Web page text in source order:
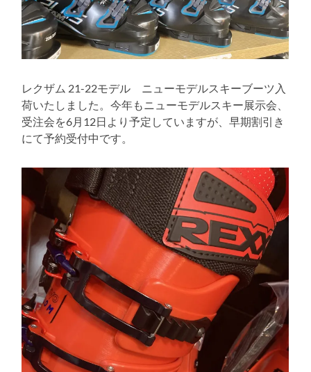
レクザム 21-22モデル ニューモデルスキーブーツ入
荷いたしました。今年もニューモデルスキー展示会、
受注会を6月12日より予定していますが、早期割引き
にて予約受付中です。